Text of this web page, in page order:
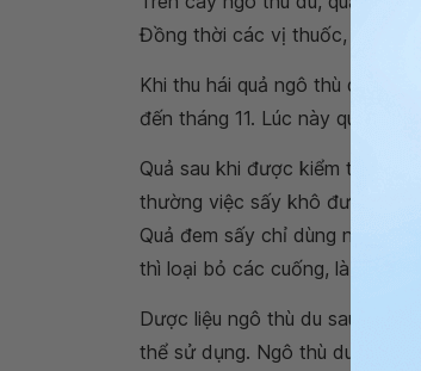
Đồng thời các vị thuốc, bài
Khi thu hái quả ngô thù du
đến tháng 11. Lúc này quả
Quả sau khi được kiểm tra kỹ
thường việc sấy khô được thực
Quả đem sấy chỉ dùng nhiệt
thì loại bỏ các cuống, là và tạp
Dược liệu ngô thù du sau khi
thể sử dụng. Ngô thù du thành